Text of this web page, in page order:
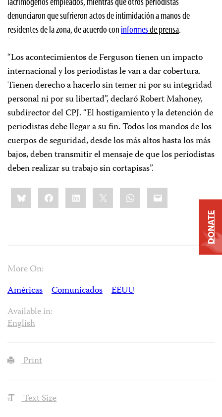
denunciaron que sufrieron actos de intimidación a manos de
residentes de la zona, de acuerdo con informesde prensa.
“Los acontecimientos de Ferguson tienen un impacto
internacional y los periodistas le van a dar cobertura.
Tienen derecho a hacerlo sin temer ni por su integridad
personal ni por su libertad”, declaró Robert Mahoney,
subdirector del CPJ. “El hostigamiento y la detención de
periodistas debe llegar a su fin. Todos los mandos de los
cuerpos de seguridad, desde los más altos hasta los más
bajos, deben transmitir el mensaje de que los periodistas
deben realizar su trabajo sin cortapisas”.
Share
this:BlueskyFacebookLinkedIn WhatsApp
Email
More On:
Américas
Comunicados
EEUU
Available in:
English
Print
Text Size
DONATE